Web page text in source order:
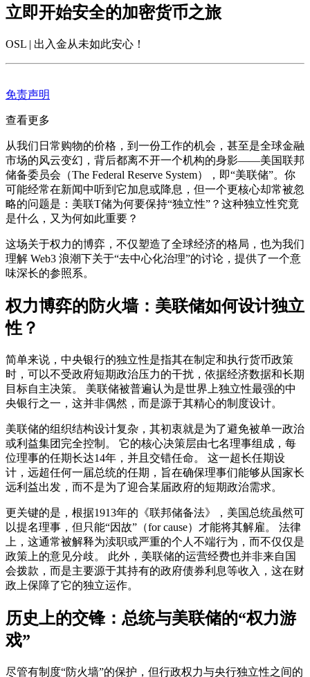
立即开始安全的加密货币之旅
OSL | 出入金从未如此安心 ！
免责声明
查看更多
从我们日常购物的价格，到一份工作的机会，甚至是全球金融
市场的风云变幻，背后都离不开一个机构的身影——美国联邦
储备委员会（The Federal Reserve System），即“美联储”。你
可能经常在新闻中听到它加息或降息，但一个更核心却常被忽
略的问题是：美联T储为何要保持“独立性”？这种独立性究竟
是什么，又为何如此重要？
这场关于权力的博弈，不仅塑造了全球经济的格局，也为我们
理解 Web3 浪潮下关于“去中心化治理”的讨论，提供了一个意
味深长的参照系。
权力博弈的防火墙：美联储如何设计独立
性？
简单来说，中央银行的独立性是指其在制定和执行货币政策
时，可以不受政府短期政治压力的干扰，依据经济数据和长期
目标自主决策。 美联储被普遍认为是世界上独立性最强的中
央银行之一，这并非偶然，而是源于其精心的制度设计。
美联储的组织结构设计复杂，其初衷就是为了避免被单一政治
或利益集团完全控制。 它的核心决策层由七名理事组成，每
位理事的任期长达14年，并且交错任命。 这一超长任期设
计，远超任何一届总统的任期，旨在确保理事们能够从国家长
远利益出发，而不是为了迎合某届政府的短期政治需求。
更关键的是，根据1913年的《联邦储备法》，美国总统虽然可
以提名理事，但只能“因故”（for cause）才能将其解雇。 法律
上，这通常被解释为渎职或严重的个人不端行为，而不仅仅是
政策上的意见分歧。 此外，美联储的运营经费也并非来自国
会拨款，而是主要源于其持有的政府债券利息等收入，这在财
政上保障了它的独立运作。
历史上的交锋：总统与美联储的“权力游
戏”
尽管有制度“防火墙”的保护，但行政权力与央行独立性之间的